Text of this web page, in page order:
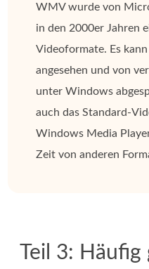
WMV wurde von
in den 2000er Jahren
Videoformate. Es
angesehen und von
unter Windows
auch das Standard-
Windows Media
Zeit von anderen
Teil 3: Häufig